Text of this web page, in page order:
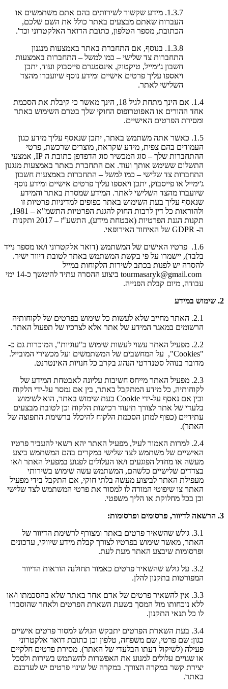
1.3.7. מידע שקשור לשירותים בהם אתם משתמשים או
העברות שאתם מבצעים באתר כולל את השם שלכם,
הכתובת, מספר הטלפון, כתובת הדואר האלקטרוני וכד'.
1.3.8. בנוסף, אם התחברת באתר באמצעות מנגנון
התחברות צד שלישי – כמו למשל – התחברות באמצעות
חשבון ג'ימייל, טיקטוק, אינסטגרם פייסבוק ועוד, יתכן
ויאספו עליך פרטים אישיים ומידע נוסף שיועברו מהצד
השלישי לאתר.
1.4. אם הינך מתחת לגיל 18, הינך מאשר כי קיבלת את הסכמת
אחד ההורים או האפוטרופוס החוקי שלך בטרם השימוש באתר
ומסירת הפרטים האישיים.
1.5. כאשר אתה משתמש באתר, יתכן שנאסף עליך מידע כגון
העמודים בהם צפית, מידע שקראת, מוצרים שרכשת, פרטי
ההתחברות שלך – סוג המכשיר סוג הדפדפן כתובת ה IP, אמצעי
התשלום ששימש אותך ועוד. אם התחברת באתר באמצעות מנגנון
התחברות צד שלישי – כמו למשל – התחברות באמצעות חשבון
ג'ימייל או פייסבוק, יתכן ויאספו עליך פרטים אישיים ומידע נוסף
שיועברו מהצד השלישי לאתר. המידע שמסרת באתר והמידע
שנאסף עליך בעת השימוש באתר כפופים למדיניות פרטיות זו
ולהוראות כל דין לרבות החוק להגנת הפרטיות התשמ"א – 1981,
תקנות הגנת הפרטיות (אבטחת מידע), התשע"ז – 2017 ותקנות
ה- GDPR של האיחוד האירופאי.
1.6. פרטיו האישים של המשתמש (דואר אלקטרוני ו/או מספר נייד
בלבד), יישמרו על פי בקשת המשתמש באתר לטובת דיוור ישיר.
להסרה יש לפנות בכתב לשירות הלקוחות במייל
tourmasaryk@gmail.com ביצוע ההסרה עתיד להימשך כ-14 ימי
עבודה, מיום קבלת הפנייה.
2. שימוש במידע
2.1. האתר מחייב שלא לעשות כל שימוש בפרטים של לקוחותיה
הרשומים במאגר המידע של אתר אלא לצרכיו של תפעול האתר.
2.2. מפעיל האתר עשוי לעשות שימוש ב"עוגיות", המוכרות גם כ-
"Cookies", על המחשבים של המשתמשים ועל מכשירי המובייל.
מדובר בנוהל סטנדרטי הנהוג בקרב כל חנויות האינטרנט.
2.3. מפעיל האתר מייחס חשיבות עליונה לאבטחת המידע של
לקוחותיה, כל מידע המתקבל באתר, בין אם נמסר על-ידי הלקוח
ובין אם נאסף על-ידי Cookie בעת שימוש באתר, הוא לשימוש
בלעדי של אתר לצורך תיעוד רכישות הלקוח וכן לטובת מבצעים
עתידיים (כפוף למתן הסכמת הלקוח להיכלל ברשימת התפוצה של
האתר).
2.4. למרות האמור לעיל, מפעיל האתר יהא רשאי להעביר פרטיו
האישיים של משתמש לצד שלישי במקרים בהם המשתמש ביצע
מעשה או מחדל הפוגעים ו/או העלולים לפגוע במפעיל האתר ו/או
בצדדים שלישיים כלשהם, המשתמש עשה שימוש בשירותי
מעפילת האתר לביצוע מעשה בלתי חוקי, אם התקבל בידי מפעיל
האתר צו שיפוטי המורה לו למסור את פרטי המשתמש לצד שלישי
וכן בכל מחלוקת או הליך משפטי.
3. הרשאה לדיוור, פרסומים ופרסומות:
3.1. גולש שהשאיר פרטים באתר ומצורף לרשימת הדיוור של
האתר, מאשר שימוש בפרטיו לצורך קבלת מידע שיווקי, עדכונים
ופרסומות שיבצע האתר מעת לעת.
3.2. על גולש שהשאיר פרטים כאמור תחולנה הוראות הדיוור
המפורטות בתקנון להלן.
3.3. אין להשאיר פרטים של אדם אחר באתר שלא בהסכמתו ו/או
ללא נוכחותו מול המסך בשעת השארת הפרטים ולאחר שהוסברו
לו כל תנאי התקנון.
3.4. בעת השארת הפרטים יתבקש הגולש למסור פרטים אישיים
כגון: שם פרטי, שם משפחה, טלפון וכן כתובת דואר אלקטרוני
פעילה (לשיקול דעתו הבלעדי של האתר). מסירת פרטים חלקיים
או שגויים עלולים למנוע את האפשרות להשתמש בשירות ולסכל
יצירת קשר במקרה הצורך. במקרה של שינוי פרטים יש לעדכנם
באתר.